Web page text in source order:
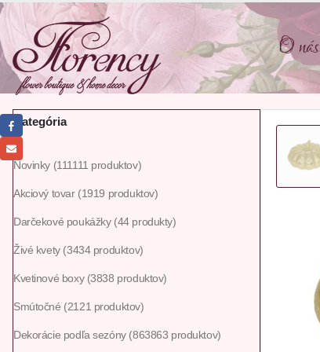
O nás
Kategória
Novinky 111111 produktov
Akciový tovar 1919 produktov
Darčekové poukážky 44 produkty
Živé kvety 3434 produktov
Kvetinové boxy 3838 produktov
Smútočné 21 21 produktov
Dekorácie podľa sezóny 863863 produktov